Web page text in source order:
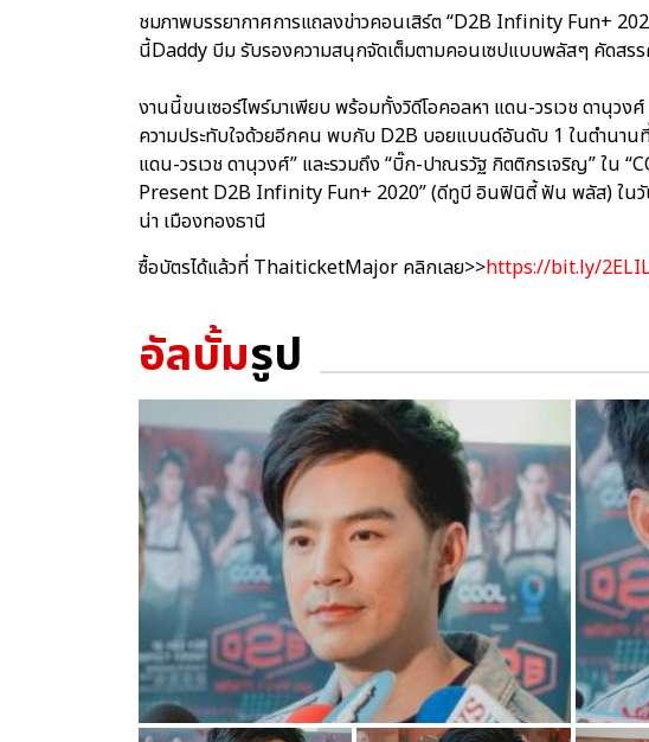
ชมภาพบรรยากาศการแถลงข่าวคอนเสิร์ต “D2B Infinity Fun+
นี้Daddy บีม รับรองความสนุกจัดเต็มตามคอนเซปแบบพลัสๆ คัดสร
งานนี้ขนเซอร์ไพร์มาเพียบ พร้อมทั้งวิดีโอคอลหา แดน-วรเวช ดานุวง
ความประทับใจด้วยอีกคน พบกับ D2B บอยแบนด์อันดับ 1 ในตำนา
แดน-วรเวช ดานุวงศ์” และรวมถึง “บิ๊ก-ปาณรวัฐ กิตติกรเจริญ” ใน
Present D2B Infinity Fun+ 2020” (ดีทูบี อินฟินิตี้ ฟัน พลัส) ใน
น่า เมืองทองธานี
ซื้อบัตรได้แล้วที่ ThaiticketMajor คลิกเลย>>https://bit.ly/
อัลบั้มรูป